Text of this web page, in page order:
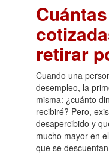
retirar
Cuando una
desempleo, la
misma: ¿cuánto
recibiré? Pero,
desapercibido y
mucho mayor en
que se